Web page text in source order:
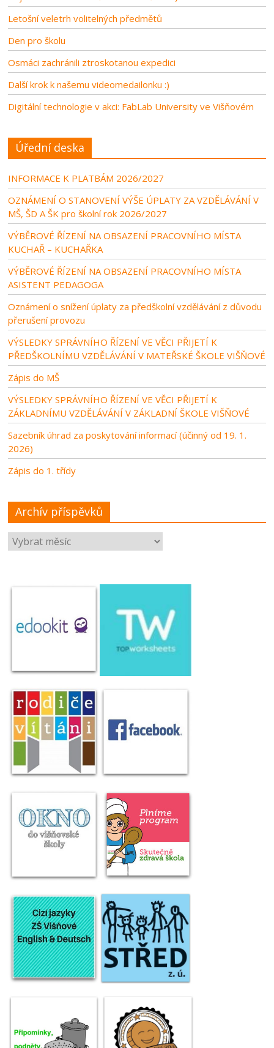
Letošní veletrh volitelných předmětů
Den pro školu
Osmáci zachránili ztroskotanou expedici
Další krok k našemu videomedailonku :)
Digitální technologie v akci: FabLab University ve Višňovém
Úřední deska
INFORMACE K PLATBÁM 2026/2027
OZNÁMENÍ O STANOVENÍ VÝŠE ÚPLATY ZA VZDĚLÁVÁNÍ V
MŠ, ŠD A ŠK pro školní rok 2026/2027
VÝBĚROVÉ ŘÍZENÍ NA OBSAZENÍ PRACOVNÍHO MÍSTA
KUCHAŘ – KUCHAŘKA
VÝBĚROVÉ ŘÍZENÍ NA OBSAZENÍ PRACOVNÍHO MÍSTA
ASISTENT PEDAGOGA
Oznámení o snížení úplaty za předškolní vzdělávání z důvodu
přerušení provozu
VÝSLEDKY SPRÁVNÍHO ŘÍZENÍ VE VĚCI PŘIJETÍ K
PŘEDŠKOLNÍMU VZDĚLÁVÁNÍ V MATEŘSKÉ ŠKOLE VIŠŇOVÉ
Zápis do MŠ
VÝSLEDKY SPRÁVNÍHO ŘÍZENÍ VE VĚCI PŘIJETÍ K
ZÁKLADNÍMU VZDĚLÁVÁNÍ V ZÁKLADNÍ ŠKOLE VIŠŇOVÉ
Sazebník úhrad za poskytování informací (účinný od 19. 1.
2026)
Zápis do 1. třídy
Archív příspěvků